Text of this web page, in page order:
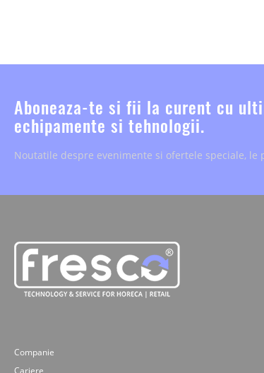
Aboneaza-te si fii la curent cu
echipamente si tehnologii.
Noutatile despre evenimente si ofertele speciale,
Companie
Cariere